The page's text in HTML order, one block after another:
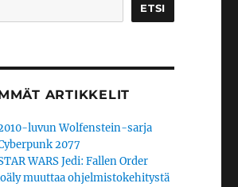
ETSI
ARTIKKELIT
luvun Wolfenstein-sarja
2077
WARS Jedi: Fallen Order
muuttaa ohjelmistokehitystä